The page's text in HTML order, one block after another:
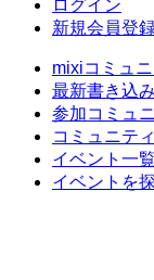
ログイン
新規会員登
mixiコミュ
最新書き込み
参加コミュ
コミュニテ
イベント一覧
イベントを